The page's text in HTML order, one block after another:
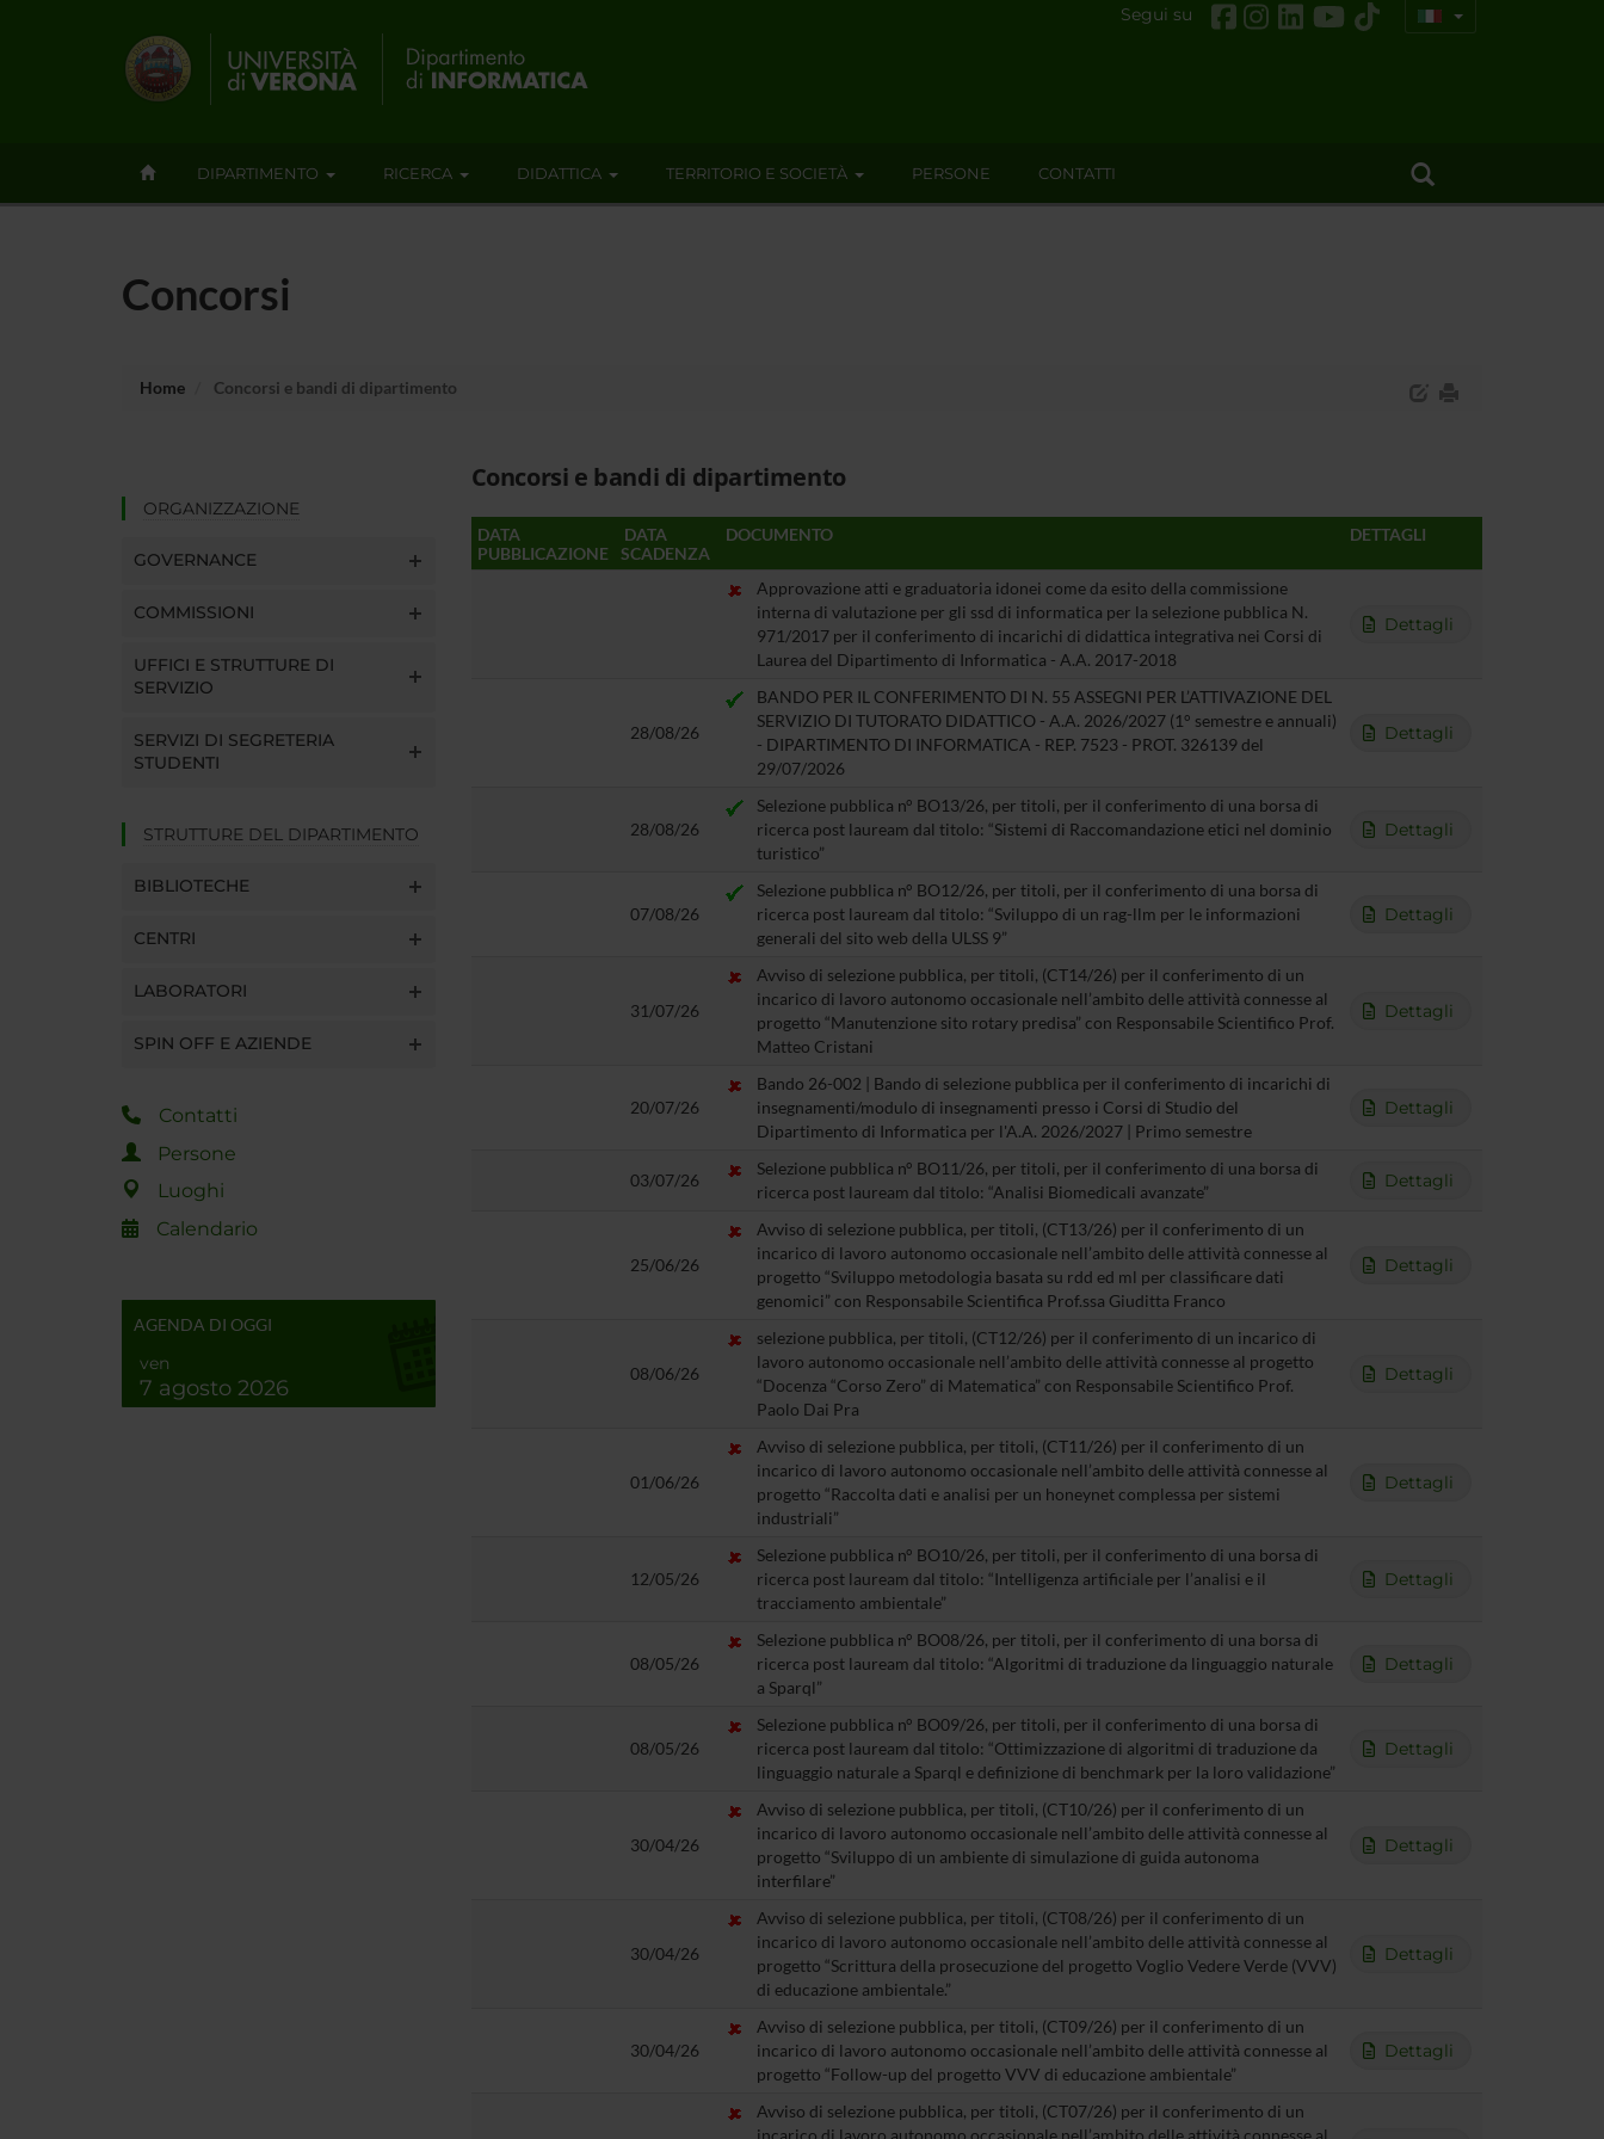
Segui su
DIPARTIMENTO RICERCA DIDATTICA TERRITORIO E SOCIETÀ PERSONE CONTATTI
Concorsi
Home Concorsi e bandi di dipartimento
ORGANIZZAZIONE
GOVERNANCE
COMMISSIONI
UFFICI E STRUTTURE DI
SERVIZIO
SERVIZI DI SEGRETERIA
STUDENTI
STRUTTURE DEL DIPARTIMENTO
BIBLIOTECHE
CENTRI
LABORATORI
SPIN OFF E AZIENDE
Contatti
Persone
Luoghi
Calendario
AGENDA DI OGGI
ven
7 agosto 2026
Concorsi e bandi di dipartimento
DATA
PUBBLICAZIONE
DATA
SCADENZA
DOCUMENTO DETTAGLI
Approvazione atti e graduatoria idonei come da esito della commissione
interna di valutazione per gli ssd di informatica per la selezione pubblica N.
971/2017 per il conferimento di incarichi di didattica integrativa nei Corsi di
Laurea del Dipartimento di Informatica - A.A. 2017-2018
Dettagli
28/08/26
BANDO PER IL CONFERIMENTO DI N. 55 ASSEGNI PER L’ATTIVAZIONE DEL
SERVIZIO DI TUTORATO DIDATTICO - A.A. 2026/2027 (1° semestre e annuali)
- DIPARTIMENTO DI INFORMATICA - REP. 7523 - PROT. 326139 del
29/07/2026
Dettagli
28/08/26
Selezione pubblica n° BO13/26, per titoli, per il conferimento di una borsa di
ricerca post lauream dal titolo: “Sistemi di Raccomandazione etici nel dominio
turistico”
Dettagli
07/08/26
Selezione pubblica n° BO12/26, per titoli, per il conferimento di una borsa di
ricerca post lauream dal titolo: “Sviluppo di un rag-llm per le informazioni
generali del sito web della ULSS 9”
Dettagli
31/07/26
Avviso di selezione pubblica, per titoli, (CT14/26) per il conferimento di un
incarico di lavoro autonomo occasionale nell’ambito delle attività connesse al
progetto “Manutenzione sito rotary predisa” con Responsabile Scientifico Prof.
Matteo Cristani
Dettagli
20/07/26
Bando 26-002 | Bando di selezione pubblica per il conferimento di incarichi di
insegnamenti/modulo di insegnamenti presso i Corsi di Studio del
Dipartimento di Informatica per l'A.A. 2026/2027 | Primo semestre
Dettagli
03/07/26
Selezione pubblica n° BO11/26, per titoli, per il conferimento di una borsa di
ricerca post lauream dal titolo: “Analisi Biomedicali avanzate”
Dettagli
25/06/26
Avviso di selezione pubblica, per titoli, (CT13/26) per il conferimento di un
incarico di lavoro autonomo occasionale nell’ambito delle attività connesse al
progetto “Sviluppo metodologia basata su rdd ed ml per classificare dati
genomici” con Responsabile Scientifica Prof.ssa Giuditta Franco
Dettagli
08/06/26
selezione pubblica, per titoli, (CT12/26) per il conferimento di un incarico di
lavoro autonomo occasionale nell’ambito delle attività connesse al progetto
“Docenza “Corso Zero” di Matematica” con Responsabile Scientifico Prof.
Paolo Dai Pra
Dettagli
01/06/26
Avviso di selezione pubblica, per titoli, (CT11/26) per il conferimento di un
incarico di lavoro autonomo occasionale nell’ambito delle attività connesse al
progetto “Raccolta dati e analisi per un honeynet complessa per sistemi
industriali”
Dettagli
12/05/26
Selezione pubblica n° BO10/26, per titoli, per il conferimento di una borsa di
ricerca post lauream dal titolo: “Intelligenza artificiale per l’analisi e il
tracciamento ambientale”
Dettagli
08/05/26
Selezione pubblica n° BO08/26, per titoli, per il conferimento di una borsa di
ricerca post lauream dal titolo: “Algoritmi di traduzione da linguaggio naturale
a Sparql”
Dettagli
08/05/26
Selezione pubblica n° BO09/26, per titoli, per il conferimento di una borsa di
ricerca post lauream dal titolo: “Ottimizzazione di algoritmi di traduzione da
linguaggio naturale a Sparql e definizione di benchmark per la loro validazione”
Dettagli
30/04/26
Avviso di selezione pubblica, per titoli, (CT10/26) per il conferimento di un
incarico di lavoro autonomo occasionale nell’ambito delle attività connesse al
progetto “Sviluppo di un ambiente di simulazione di guida autonoma
interfilare”
Dettagli
30/04/26
Avviso di selezione pubblica, per titoli, (CT08/26) per il conferimento di un
incarico di lavoro autonomo occasionale nell’ambito delle attività connesse al
progetto “Scrittura della prosecuzione del progetto Voglio Vedere Verde (VVV)
di educazione ambientale.”
Dettagli
30/04/26
Avviso di selezione pubblica, per titoli, (CT09/26) per il conferimento di un
incarico di lavoro autonomo occasionale nell’ambito delle attività connesse al
progetto “Follow-up del progetto VVV di educazione ambientale”
Dettagli
Avviso di selezione pubblica, per titoli, (CT07/26) per il conferimento di un